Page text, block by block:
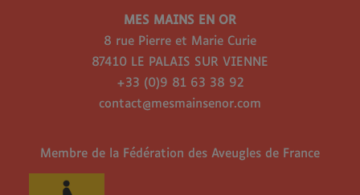
MES MAINS EN OR
8 rue Pierre et Marie Curie
87410 LE PALAIS SUR VIENNE
+33 (0)9 81 63 38 92
contact@mesmainsenor.com
Membre de la Fédération des Aveugles de France